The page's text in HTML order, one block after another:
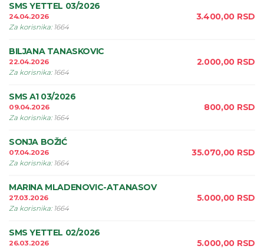
SMS YETTEL 03/2026
24.04.2026
Za korisnika: 1664
3.400,00 RSD
BILJANA TANASKOVIC
22.04.2026
Za korisnika: 1664
2.000,00 RSD
SMS A1 03/2026
09.04.2026
Za korisnika: 1664
800,00 RSD
SONJA BOŽIĆ
07.04.2026
Za korisnika: 1664
35.070,00 RSD
MARINA MLADENOVIC-ATANASOV
27.03.2026
Za korisnika: 1664
5.000,00 RSD
SMS YETTEL 02/2026
26.03.2026
5.000,00 RSD